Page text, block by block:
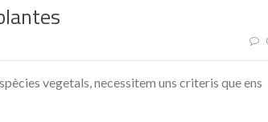
vegetals, necessitem uns criteris que ens